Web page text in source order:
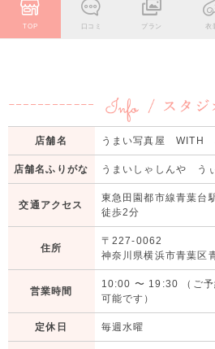
TOP 口コミ プラン 衣
店舗名 うまい写真屋 WITH
店舗名ふりがな うまいしゃしんや う
交通アクセス
東急田園都市線青葉台
徒歩2分
住所
〒227-0062
神奈川県横浜市青葉区
営業時間
10:00 〜 19:30 （ご
可能です）
定休日 毎週水曜